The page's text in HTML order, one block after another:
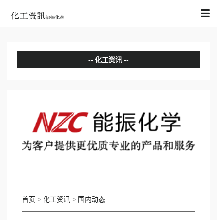
化工资讯
国际动态
首页 > 化工资讯 > 国内动态